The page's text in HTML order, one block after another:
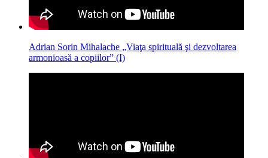
Adrian Sorin Mihalache „Viaţa spirituală şi dezvoltarea
armonioasă a copiilor” (I)